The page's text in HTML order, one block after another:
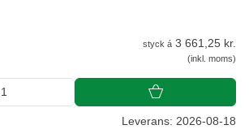
styck á 3 661,25 kr.
(inkl. moms)
Leverans: 2026-08-18